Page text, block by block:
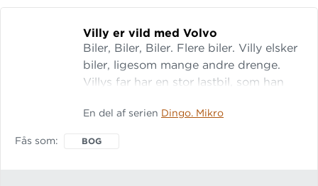
Villy er vild med Volvo
Biler, Biler, Biler. Flere biler. Villy elsker
biler, ligesom mange andre drenge.
Villys far har en stor lastbil, som han
stor Volvo. En dag er Villy med far på
En del af serien Dingo. Mikro
Fås som BOG